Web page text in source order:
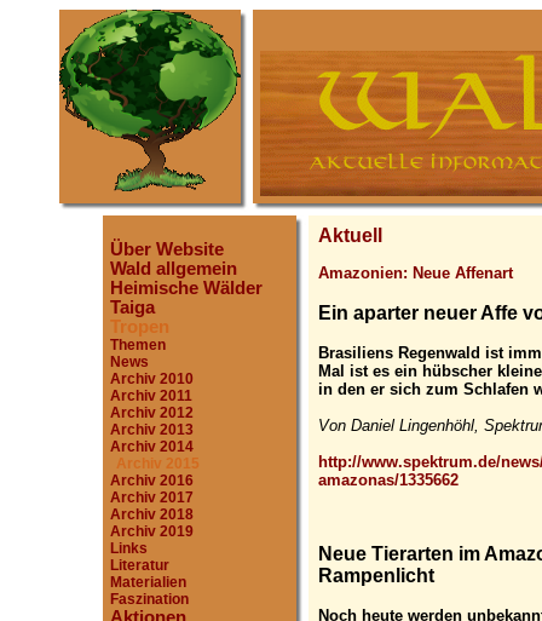
Über Website
Wald allgemein
Heimische Wälder
Taiga
Tropen
Themen
News
Archiv 2010
Archiv 2011
Archiv 2012
Archiv 2013
Archiv 2014
Archiv 2015
Archiv 2016
Archiv 2017
Archiv 2018
Archiv 2019
Links
Literatur
Materialien
Faszination
Aktuell
Amazonien: Neue Affenart
Ein aparter neuer Affe
Brasiliens Regenwald ist
Mal ist es ein hübscher
in den er sich zum Schlafen
Von Daniel Lingenhöhl,
http://www.spektrum.de/
amazonas/1335662
Neue Tierarten im
Rampenlicht
Noch heute werden